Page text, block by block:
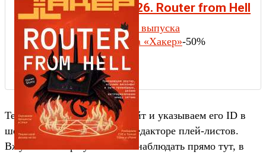
Хакер #326. Router from Hell
Содержание выпуска
Подписка на «Хакер»-50%
Теперь загружаем трек на сайт и указываем его ID в
шорт-теге или выбираем в редакторе плей-листов.
Вжух — и алерт уже можно наблюдать прямо тут, в